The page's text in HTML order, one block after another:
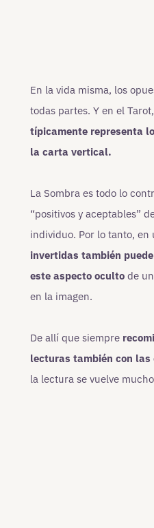
En la vida misma, los
todas partes. Y en el Tarot,
típicamente representa
la carta vertical.
La Sombra es todo lo
“positivos y aceptables”
individuo. Por lo tanto, en
invertidas también
este aspecto oculto de
en la imagen.
De allí que siempre
lecturas también con
la lectura se vuelve